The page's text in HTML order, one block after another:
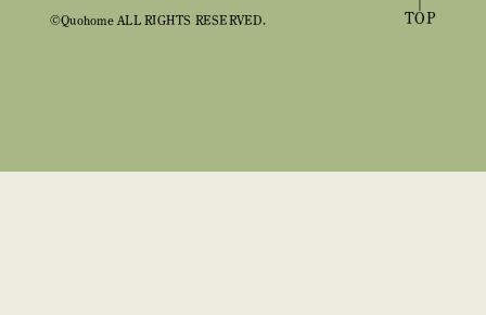
©Quohome ALL RIGHTS RESERVED. TOP